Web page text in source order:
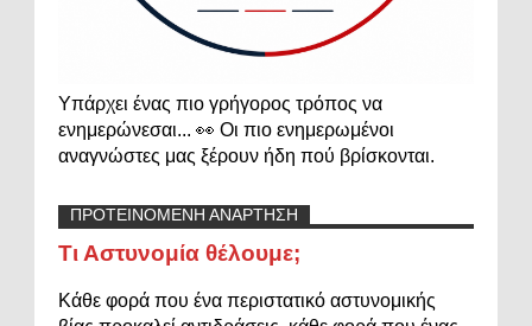
Υπάρχει ένας πιο γρήγορος τρόπος να
ενημερώνεσαι... 👀 Οι πιο ενημερωμένοι
αναγνώστες μας ξέρουν ήδη πού βρίσκονται.
ΠΡΟΤΕΙΝΟΜΕΝΗ ΑΝΑΡΤΗΣΗ
Τι Αστυνομία θέλουμε;
Κάθε φορά που ένα περιστατικό αστυνομικής